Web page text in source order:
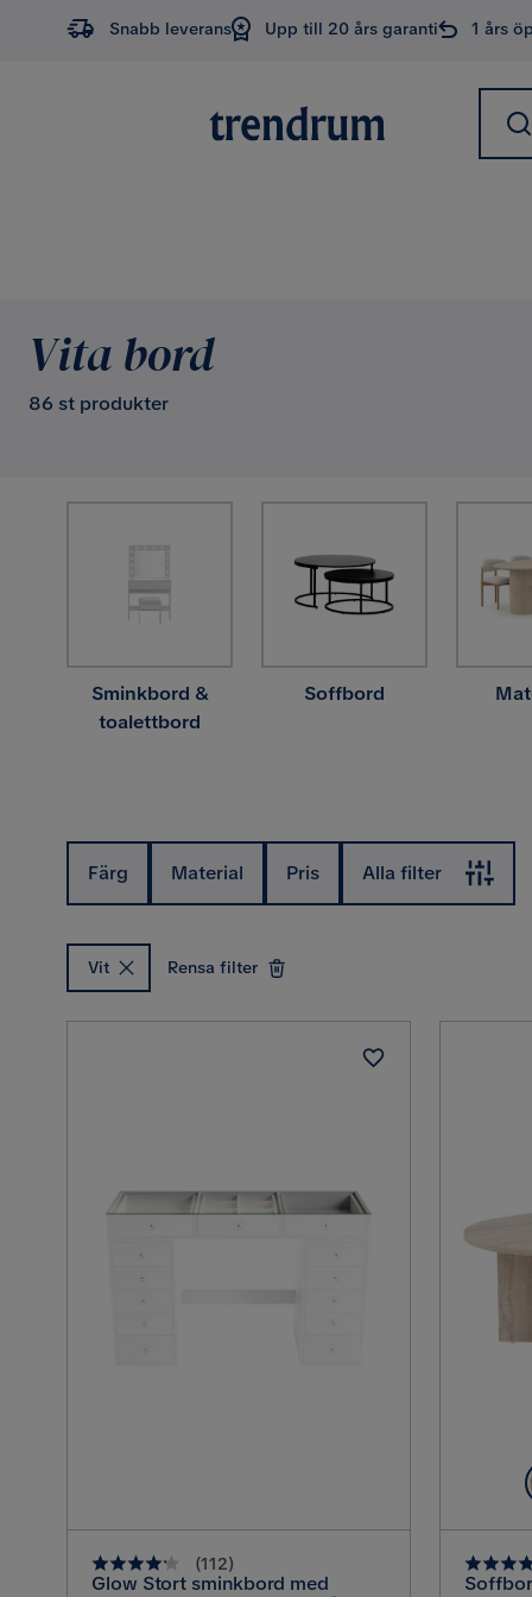
Snabb leverans Upp till 20 års garanti 1 års
Vita bord
86 st produkter
Sminkbord &
toalettbord
Soffbord
Färg Material Pris Alla filter
Vit Rensa filter
(112)
Glow Stort sminkbord med